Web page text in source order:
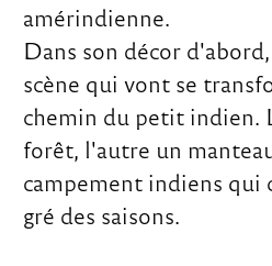
amérindienne.
Dans son décor
scène qui vont se
chemin du petit indien.
forêt, l'autre un
campement indiens qui
gré des saisons.